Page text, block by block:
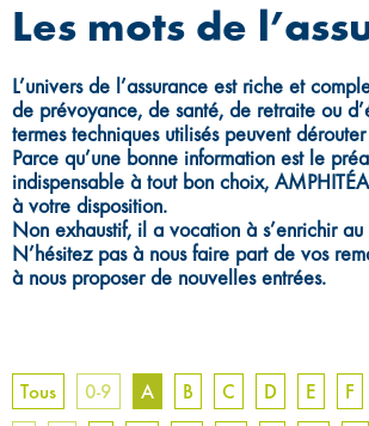
Les mots de
L’univers de l’assurance est riche et
de prévoyance, de santé, de retraite ou
termes techniques utilisés peuvent
Parce qu’une bonne information est le
indispensable à tout bon choix,
à votre disposition.
Non exhaustif, il a vocation à s’enrichir
N’hésitez pas à nous faire part de vos
à nous proposer de nouvelles entrées.
Tous 0-9 A B C D E F